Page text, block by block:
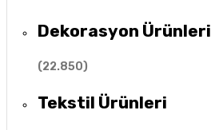
Dekorasyon Ürünleri
(22.850)
Tekstil Ürünleri